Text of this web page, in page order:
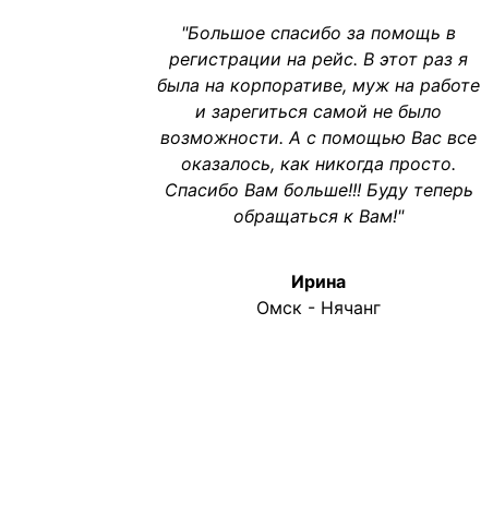
"Большое спасибо за помощь в
регистрации на рейс. В этот раз я
была на корпоративе, муж на работе
и зарегиться самой не было
возможности. А с помощью Вас все
оказалось, как никогда просто.
Спасибо Вам больше!!! Буду теперь
обращаться к Вам!"
Ирина
Омск - Нячанг